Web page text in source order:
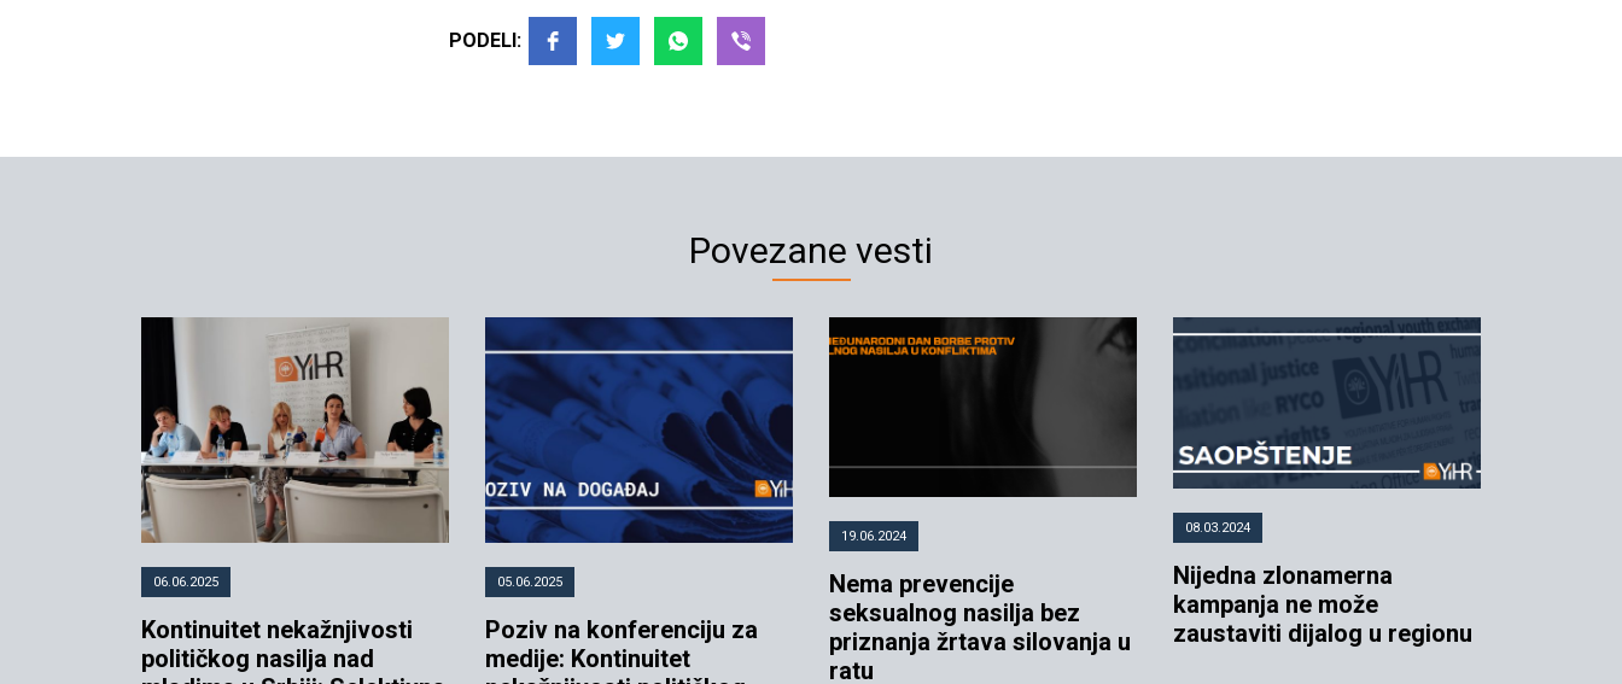
PODELI:
Povezane vesti
06.06.2025
Kontinuitet nekažnjivosti
političkog nasilja nad
05.06.2025
Poziv na konferenciju za
medije: Kontinuitet
19.06.2024
Nema prevencije
seksualnog nasilja bez
priznanja žrtava silovanja u
ratu
08.03.2024
Nijedna zlonamerna
kampanja ne može
zaustaviti dijalog u regionu